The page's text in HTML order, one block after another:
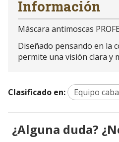
Información
Máscara antimoscas
Diseñado pensando en la
permite una visión clara y
Clasificado en: Equipo
¿Alguna duda?